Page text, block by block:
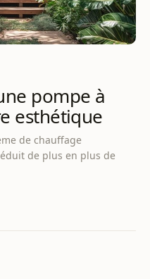
pompe à
esthétique
de chauffage
de plus en plus de